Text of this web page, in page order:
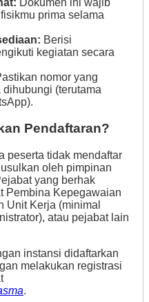
prima selama
Berisi
kegiatan secara
nomor yang
(terutama
Pendaftaran?
peserta tidak mendaftar
oleh pimpinan
yang berhak
Pembina Kepegawaian
Unit Kerja (minimal
atau pejabat lain
instansi didaftarkan
melakukan registrasi
.